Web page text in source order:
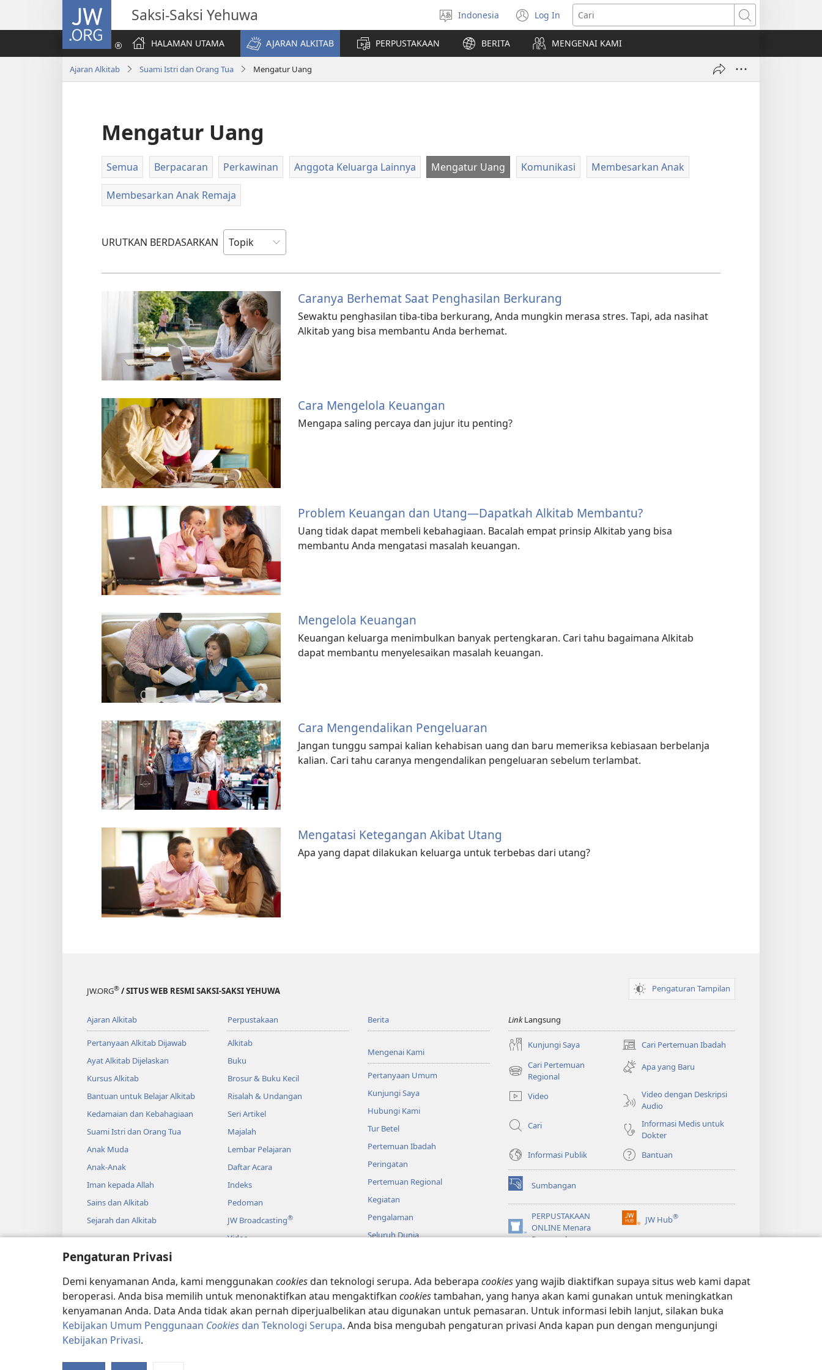
Pengaturan Privasi
Demi kenyamanan Anda, kami menggunakan cookiesdan teknologi serupa. Ada beberapa cookiesyang wajib diaktifkan supaya situs web kami dapat
beroperasi. Anda bisa memilih untuk menonaktifkan atau mengaktifkan cookiestambahan, yang hanya akan kami gunakan untuk meningkatkan
kenyamanan Anda. Data Anda tidak akan pernah diperjualbelikan atau digunakan untuk pemasaran. Untuk informasi lebih lanjut, silakan buka
Kebijakan Umum Penggunaan Cookies dan Teknologi Serupa. Anda bisa mengubah pengaturan privasi Anda kapan pun dengan mengunjungi
Kebijakan Privasi.
JW.ORG Saksi-Saksi Yehuwa
Pilih
bahasa
Indonesia Log In
(terbuka
di
window
baru)
Cari
HALAMAN UTAMA
AJARAN ALKITAB PERPUSTAKAAN BERITA MENGENAI KAMI
Ajaran Alkitab Suami Istri dan Orang Tua Mengatur Uang
Mengatur Uang
Semua Berpacaran Perkawinan Anggota Keluarga Lainnya Mengatur Uang Komunikasi Membesarkan Anak
Membesarkan Anak Remaja
URUTKAN BERDASARKAN
Caranya Berhemat Saat Penghasilan Berkurang
Sewaktu penghasilan tiba-tiba berkurang, Anda mungkin merasa stres. Tapi, ada nasihat
Alkitab yang bisa membantu Anda berhemat.
Cara Mengelola Keuangan
Mengapa saling percaya dan jujur itu penting?
Problem Keuangan dan Utang—Dapatkah Alkitab Membantu?
Uang tidak dapat membeli kebahagiaan. Bacalah empat prinsip Alkitab yang bisa
membantu Anda mengatasi masalah keuangan.
Mengelola Keuangan
Keuangan keluarga menimbulkan banyak pertengkaran. Cari tahu bagaimana Alkitab
dapat membantu menyelesaikan masalah keuangan.
Cara Mengendalikan Pengeluaran
Jangan tunggu sampai kalian kehabisan uang dan baru memeriksa kebiasaan berbelanja
kalian. Cari tahu caranya mengendalikan pengeluaran sebelum terlambat.
Mengatasi Ketegangan Akibat Utang
Apa yang dapat dilakukan keluarga untuk terbebas dari utang?
JW.ORG® / SITUS WEB RESMI SAKSI-SAKSI YEHUWA Pengaturan Tampilan
Ajaran Alkitab
Pertanyaan Alkitab Dijawab
Ayat Alkitab Dijelaskan
Kursus Alkitab
Bantuan untuk Belajar Alkitab
Kedamaian dan Kebahagiaan
Suami Istri dan Orang Tua
Anak Muda
Anak-Anak
Iman kepada Allah
Sains dan Alkitab
Sejarah dan Alkitab
Perpustakaan
Alkitab
Buku
Brosur & Buku Kecil
Risalah & Undangan
Seri Artikel
Majalah
Lembar Pelajaran
Daftar Acara
Indeks
Pedoman
JW Broadcasting®
Video
Pembacaan Alkitab Model Drama
Berita
Mengenai Kami
Pertanyaan Umum
Kunjungi Saya
Hubungi Kami
Tur Betel
Pertemuan Ibadah
Peringatan
Pertemuan Regional
Kegiatan
Pengalaman
Seluruh Dunia
LinkLangsung
Kunjungi Saya Cari Pertemuan Ibadah
(terbuka
di
window
Cari Pertemuan
Regional
(terbuka
window
Apa yang Baru
Video
Video dengan Deskripsi
Audio
Cari
Informasi Medis untuk
Dokter
Informasi Publik
Bantuan
Sumbangan
(terbuka
di
window
baru)
PERPUSTAKAAN
ONLINE Menara
Pengawal
(terbuka
JW Hub®
(terbuka
di